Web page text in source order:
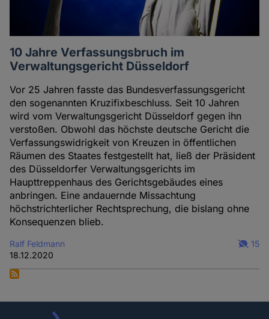
10 Jahre Verfassungsbruch im
Verwaltungsgericht Düsseldorf
Vor 25 Jahren fasste das Bundesverfassungsgericht
den sogenannten Kruzifixbeschluss. Seit 10 Jahren
wird vom Verwaltungsgericht Düsseldorf gegen ihn
verstoßen. Obwohl das höchste deutsche Gericht die
Verfassungswidrigkeit von Kreuzen in öffentlichen
Räumen des Staates festgestellt hat, ließ der Präsident
des Düsseldorfer Verwaltungsgerichts im
Haupttreppenhaus des Gerichtsgebäudes eines
anbringen. Eine andauernde Missachtung
höchstrichterlicher Rechtsprechung, die bislang ohne
Konsequenzen blieb.
Ralf Feldmann
18.12.2020
15